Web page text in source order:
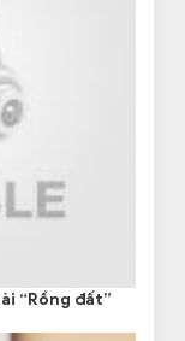
“Rồng đất”